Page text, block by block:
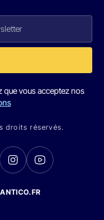
que vous acceptez nos
droits réservés.